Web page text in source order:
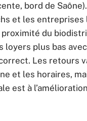
bord de
et les entreprises
proximité du
loyers plus bas
Les retours
et les horaires,
est à